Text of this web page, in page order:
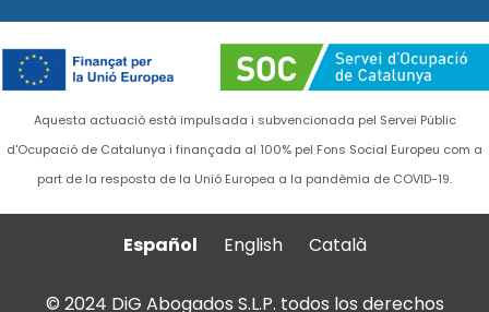
Aquesta actuació està impulsada i subvencionada pel Servei Públic
d'Ocupació de Catalunya i finançada al 100% pel Fons Social Europeu com a
part de la resposta de la Unió Europea a la pandèmia de COVID-19.
Español English Català
© 2024 DiG Abogados S.L.P. todos los derechos